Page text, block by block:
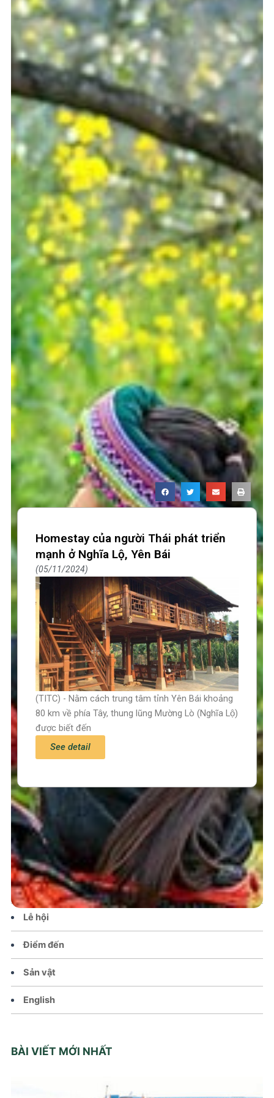
Trang chủ
Tin tức – Sự kiện
Chính sách
Văn hoá – Đời sống
Lễ hội
Điểm đến
Sản vật
English
BÀI VIẾT MỚI NHẤT
Homestay của người Thái phát triển
mạnh ở Nghĩa Lộ, Yên Bái
05/11/2024
(TITC) - Nằm cách trung tâm tỉnh Yên Bái khoảng
80 km về phía Tây, thung lũng Mường Lò (Nghĩa Lộ)
được biết đến
See detail